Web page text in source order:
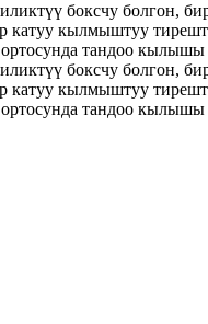
боксчу болгон,
катуу кылмыштуу
тандоо
боксчу болгон,
катуу кылмыштуу
тандоо